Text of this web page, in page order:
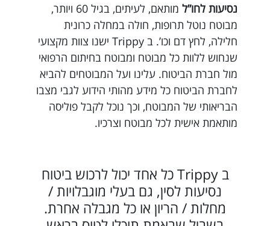
נסיעות לחו”ל
מותאם, לעיתים, בגיל 60 ויותר,
מבוטח נוטל תרופות, חולה במחלה כרונית
חלילה, לחץ דם וכו’. ב Trippy ישנו צוות מקצועי
שנחוש ללוות כל מבוטח ומבוטח בחיתום הרפואי
מול חברת הביטוח. עלינו ועל המבוטחים להביא
לחברת הביטוח כל מידע מהותי הידוע לגבי מצבו
הבריאותי של המבוטח, וכך נוכל לקבל פוליסה
מותאמת אישית לכל מבוטח וצרכיו.
ב Trippy כל אחד יכול לרכוש ביטוח
נסיעות לסין, גם בעלי מוגבלויות /
מחלות / הריון או כל מגבלה אחרת.